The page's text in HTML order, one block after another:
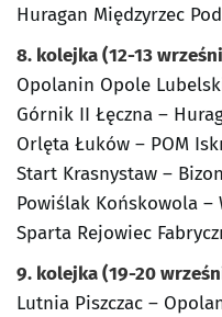
Huragan Międzyrzec
8. kolejka (12-13
Opolanin Opole
Górnik II Łęczna –
Orlęta Łuków – POM
Start Krasnystaw –
Powiślak Końskowola –
Sparta Rejowiec
9. kolejka (19-20
Lutnia Piszczac –